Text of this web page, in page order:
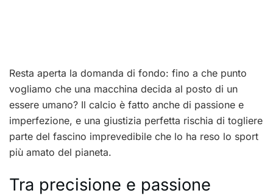
Resta aperta la domanda di fondo: fino a che punto
vogliamo che una macchina decida al posto di un
essere umano? Il calcio è fatto anche di passione e
imperfezione, e una giustizia perfetta rischia di togliere
parte del fascino imprevedibile che lo ha reso lo sport
più amato del pianeta.
Tra precisione e passione